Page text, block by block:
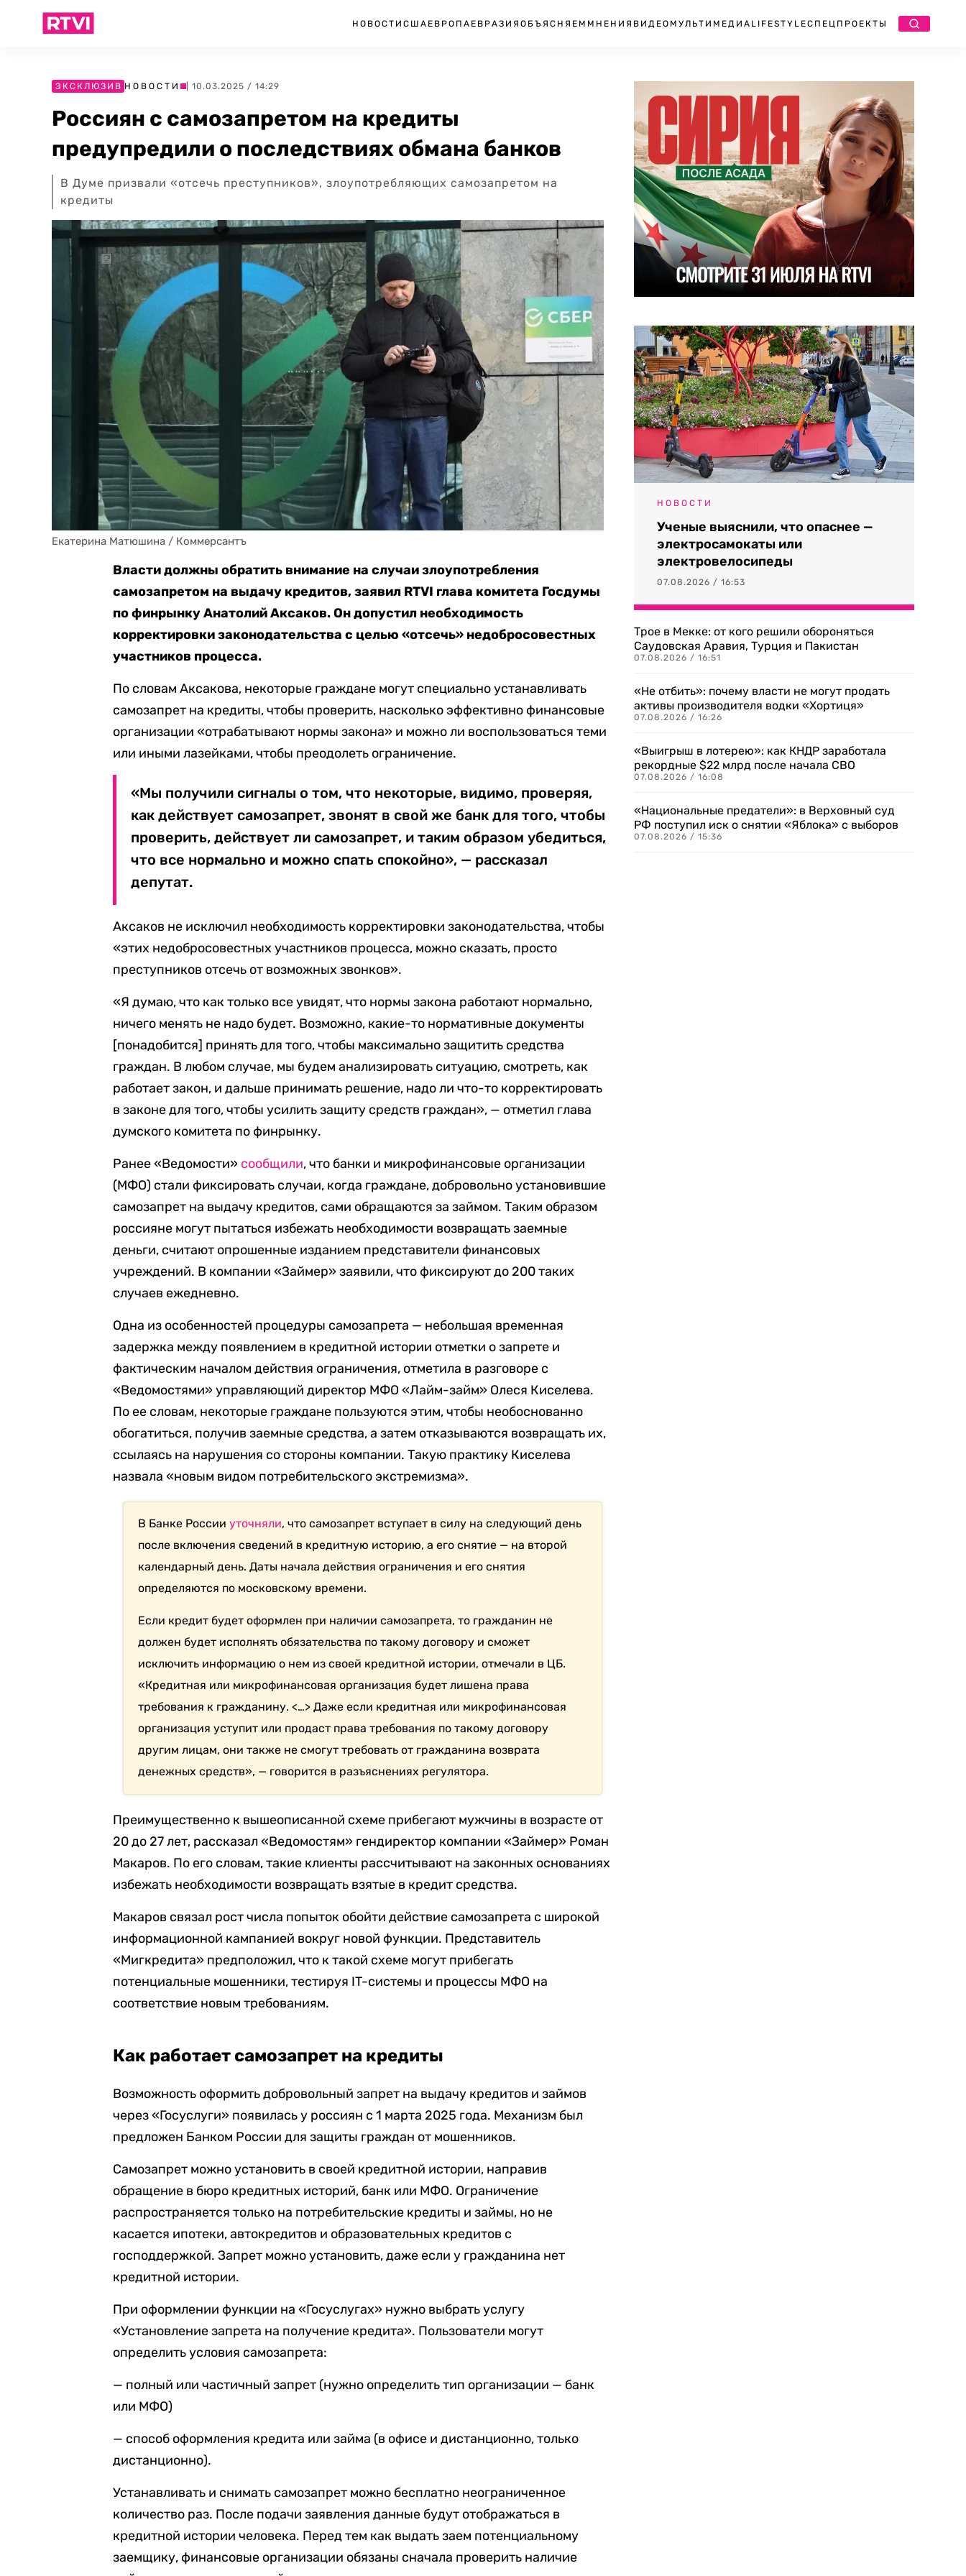
НОВОСТИ США ЕВРОПА ЕВРАЗИЯ ОБЪЯСНЯЕМ МНЕНИЯ ВИДЕО МУЛЬТИМЕДИА LIFESTYLEСПЕЦПРОЕКТЫ
ЭКСКЛЮЗИВ НОВОСТИ | 10.03.2025 / 14:29
Россиян с самозапретом на кредиты
предупредили о последствиях обмана банков
В Думе призвали «отсечь преступников», злоупотребляющих самозапретом на
кредиты
Екатерина Матюшина / Коммерсантъ
Власти должны обратить внимание на случаи злоупотребления
самозапретом на выдачу кредитов, заявил RTVI глава комитета Госдумы
по финрынку Анатолий Аксаков. Он допустил необходимость
корректировки законодательства с целью «отсечь» недобросовестных
участников процесса.
По словам Аксакова, некоторые граждане могут специально устанавливать
самозапрет на кредиты, чтобы проверить, насколько эффективно финансовые
организации «отрабатывают нормы закона» и можно ли воспользоваться теми
или иными лазейками, чтобы преодолеть ограничение.
«Мы получили сигналы о том, что некоторые, видимо, проверяя,
как действует самозапрет, звонят в свой же банк для того, чтобы
проверить, действует ли самозапрет, и таким образом убедиться,
что все нормально и можно спать спокойно», — рассказал
депутат.
Аксаков не исключил необходимость корректировки законодательства, чтобы
«этих недобросовестных участников процесса, можно сказать, просто
преступников отсечь от возможных звонков».
«Я думаю, что как только все увидят, что нормы закона работают нормально,
ничего менять не надо будет. Возможно, какие-то нормативные документы
[понадобится] принять для того, чтобы максимально защитить средства
граждан. В любом случае, мы будем анализировать ситуацию, смотреть, как
работает закон, и дальше принимать решение, надо ли что-то корректировать
в законе для того, чтобы усилить защиту средств граждан», — отметил глава
думского комитета по финрынку.
Ранее «Ведомости» сообщили, что банки и микрофинансовые организации
(МФО) стали фиксировать случаи, когда граждане, добровольно установившие
самозапрет на выдачу кредитов, сами обращаются за займом. Таким образом
россияне могут пытаться избежать необходимости возвращать заемные
деньги, считают опрошенные изданием представители финансовых
учреждений. В компании «Займер» заявили, что фиксируют до 200 таких
случаев ежедневно.
Одна из особенностей процедуры самозапрета — небольшая временная
задержка между появлением в кредитной истории отметки о запрете и
фактическим началом действия ограничения, отметила в разговоре с
«Ведомостями» управляющий директор МФО «Лайм-займ» Олеся Киселева.
По ее словам, некоторые граждане пользуются этим, чтобы необоснованно
обогатиться, получив заемные средства, а затем отказываются возвращать их,
ссылаясь на нарушения со стороны компании. Такую практику Киселева
назвала «новым видом потребительского экстремизма».
В Банке Россииуточняли, что самозапрет вступает в силу на следующий день
после включения сведений в кредитную историю, а его снятие — на второй
календарный день. Даты начала действия ограничения и его снятия
определяются по московскому времени.
Если кредит будет оформлен при наличии самозапрета, то гражданин не
должен будет исполнять обязательства по такому договору и сможет
исключить информацию о нем из своей кредитной истории, отмечали в ЦБ.
«Кредитная или микрофинансовая организация будет лишена права
требования к гражданину. <…> Даже если кредитная или микрофинансовая
организация уступит или продаст права требования по такому договору
другим лицам, они также не смогут требовать от гражданина возврата
денежных средств», — говорится в разъяснениях регулятора.
Преимущественно к вышеописанной схеме прибегают мужчины в возрасте от
20 до 27 лет, рассказал «Ведомостям» гендиректор компании «Займер» Роман
Макаров. По его словам, такие клиенты рассчитывают на законных основаниях
избежать необходимости возвращать взятые в кредит средства.
Макаров связал рост числа попыток обойти действие самозапрета с широкой
информационной кампанией вокруг новой функции. Представитель
«Мигкредита» предположил, что к такой схеме могут прибегать
потенциальные мошенники, тестируя IT-системы и процессы МФО на
соответствие новым требованиям.
Как работает самозапрет на кредиты
Возможность оформить добровольный запрет на выдачу кредитов и займов
через «Госуслуги» появилась у россиян с 1 марта 2025 года. Механизм был
предложен Банком России для защиты граждан от мошенников.
Самозапрет можно установить в своей кредитной истории, направив
обращение в бюро кредитных историй, банк или МФО. Ограничение
распространяется только на потребительские кредиты и займы, но не
касается ипотеки, автокредитов и образовательных кредитов с
господдержкой. Запрет можно установить, даже если у гражданина нет
кредитной истории.
При оформлении функции на «Госуслугах» нужно выбрать услугу
«Установление запрета на получение кредита». Пользователи могут
определить условия самозапрета:
— полный или частичный запрет (нужно определить тип организации — банк
или МФО)
— способ оформления кредита или займа (в офисе и дистанционно, только
дистанционно).
Устанавливать и снимать самозапрет можно бесплатно неограниченное
количество раз. После подачи заявления данные будут отображаться в
кредитной истории человека. Перед тем как выдать заем потенциальному
заемщику, финансовые организации обязаны сначала проверить наличие
НОВОСТИ
Ученые выяснили, что опаснее —
электросамокаты или
электровелосипеды
07.08.2026 / 16:53
Трое в Мекке: от кого решили обороняться
Саудовская Аравия, Турция и Пакистан
07.08.2026 / 16:51
«Не отбить»: почему власти не могут продать
активы производителя водки «Хортиця»
07.08.2026 / 16:26
«Выигрыш в лотерею»: как КНДР заработала
рекордные $22 млрд после начала СВО
07.08.2026 / 16:08
«Национальные предатели»: в Верховный суд
РФ поступил иск о снятии «Яблока» с выборов
07.08.2026 / 15:36